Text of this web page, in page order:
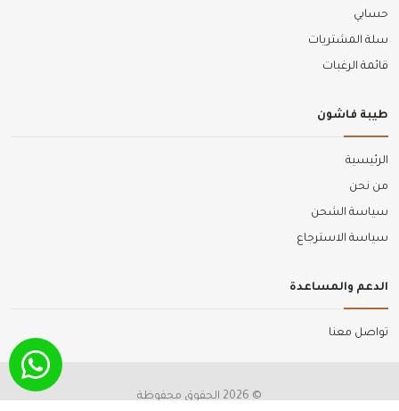
حسابي
سلة المشتريات
قائمة الرغبات
طيبة فاشون
الرئيسية
من نحن
سياسة الشحن
سياسة الاسترجاع
الدعم والمساعدة
تواصل معنا
© 2026 الحقوق محفوظة